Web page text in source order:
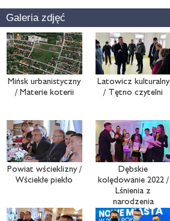
Galeria zdjęć
Mińsk urbanistyczny
/ Materie koterii
Latowicz kulturalny
/ Tętno czytelni
Powiat wścieklizny /
Wściekłe piekło
Dębskie
kolędowanie 2022 /
Lśnienia z
narodzenia